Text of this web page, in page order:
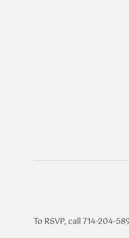
To RSVP, call 714-204-